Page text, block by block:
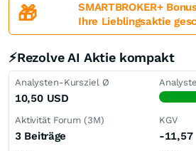
🎁
SMARTBROKER+
Ihre Lieblingsaktie
⚡Rezolve AI Aktie kompakt
Analysten-Kursziel Ø
10,50 USD
Aktivität Forum (3M)
3 Beiträge
KGV
-11,57